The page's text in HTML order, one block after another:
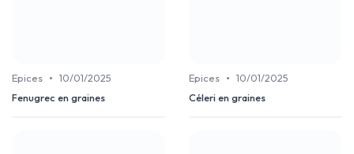
Epices • 10/01/2025
Fenugrec en graines
Epices • 10/01/2025
Céleri en graines